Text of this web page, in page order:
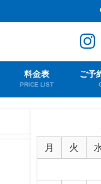
料金表
PRICE LIST
ご予
月 火